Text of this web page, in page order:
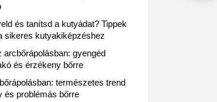
és tanítsd a kutyádat? Tippek
sikeres kutyakiképzéshez
arcbőrápolásban: gyengéd
és érzékeny bőrre
természetes trend
és problémás bőrre